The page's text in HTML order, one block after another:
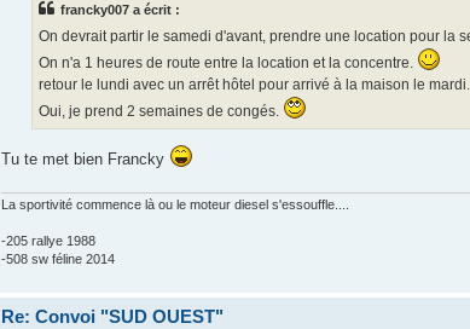
francky007 a écrit :
On devrait partir le samedi d'avant, prendre une location pour la
On n'a 1 heures de route entre la location et la concentre.
retour le lundi avec un arrêt hôtel pour arrivé à la maison le mardi.
Oui, je prend 2 semaines de congés.
Tu te met bien Francky
La sportivité commence là ou le moteur diesel s'essouffle....
-205 rallye 1988
-508 sw féline 2014
Re: Convoi "SUD OUEST"